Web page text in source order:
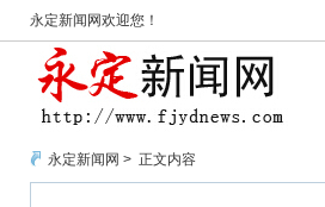
永定新闻网欢迎您！
永定新闻网 > 正文内容